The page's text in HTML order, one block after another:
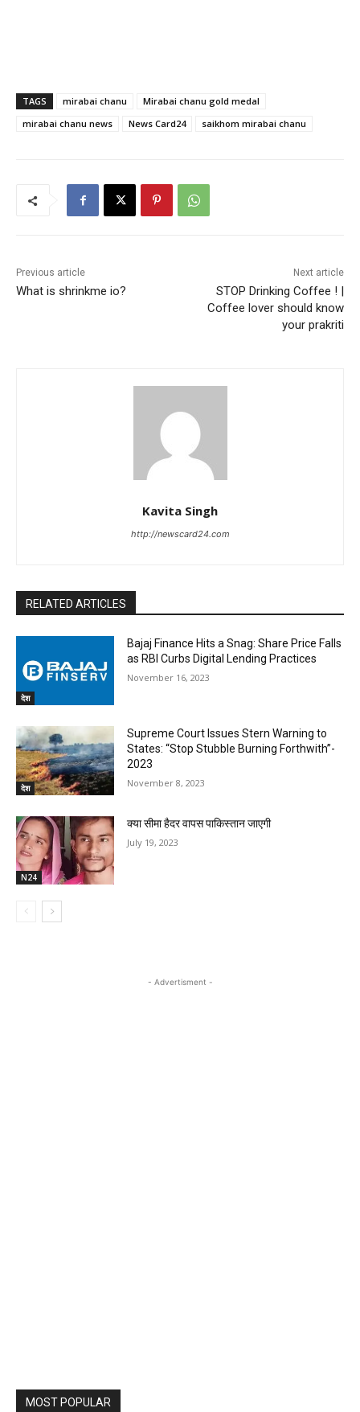
TAGS mirabai chanu
Mirabai chanu gold medal
mirabai chanu news
News Card24 saikhom mirabai chanu
Previous article
What is shrinkme io?
Next article
STOP Drinking Coffee ! |
Coffee lover should know
your prakriti
Kavita Singh
http://newscard24.com
RELATED ARTICLES
देश
Bajaj Finance Hits a Snag: Share Price Falls
as RBI Curbs Digital Lending Practices
November 16, 2023
देश
Supreme Court Issues Stern Warning to
States: “Stop Stubble Burning Forthwith”-
2023
November 8, 2023
N24
क्या सीमा हैदर वापस पाकिस्तान जाएगी
July 19, 2023
- Advertisment -
MOST POPULAR